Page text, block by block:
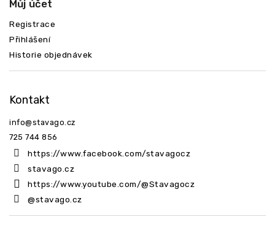
Můj účet
Registrace
Přihlášení
Historie objednávek
Kontakt
info@stavago.cz
725 744 856
https://www.facebook.com/stavagocz
stavago.cz
https://www.youtube.com/@Stavagocz
@stavago.cz